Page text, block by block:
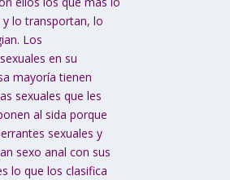
lo transportan, lo
Los
en su
mayoría tienen
sexuales que les
al sida porque
sexuales y
sexo anal con sus
lo que los clasifica